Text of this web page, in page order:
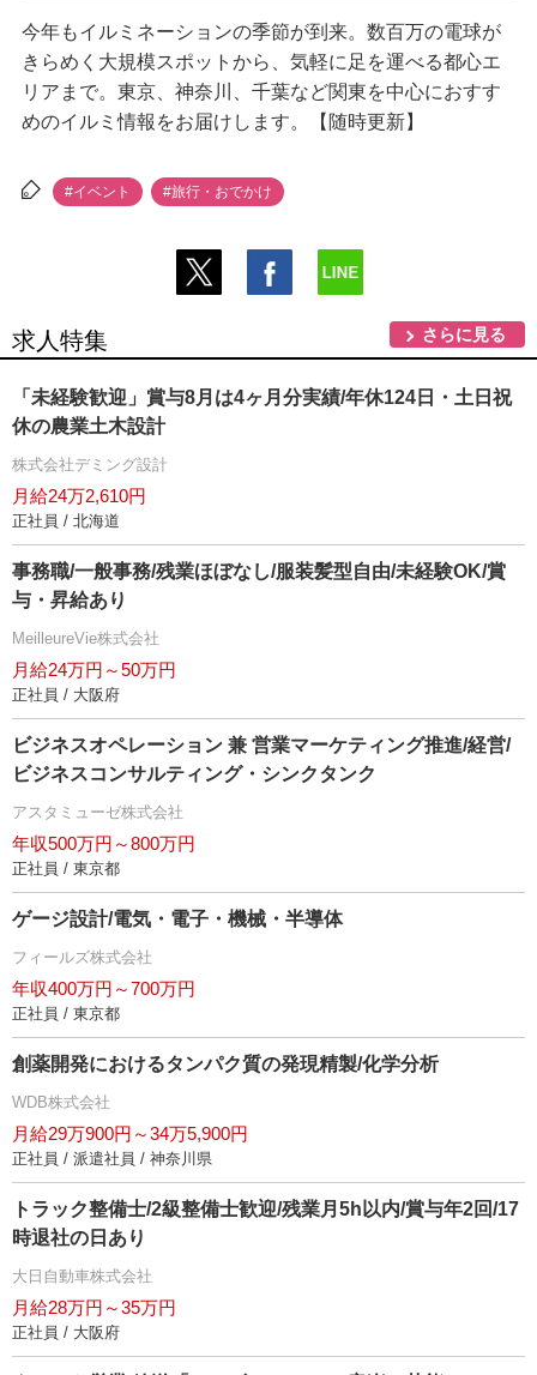
今年もイルミネーションの季節が到来。数百万の電球が
きらめく大規模スポットから、気軽に足を運べる都心エ
リアまで。東京、神奈川、千葉など関東を中心におすす
めのイルミ情報をお届けします。【随時更新】
#イベント #旅行・おでかけ
求人特集 さらに見る
「未経験歓迎」賞与8月は4ヶ月分実績/年休124日・土日祝
休の農業土木設計
株式会社デミング設計
月給24万2,610円
正社員 / 北海道
事務職/一般事務/残業ほぼなし/服装髪型自由/未経験OK/賞
与・昇給あり
MeilleureVie株式会社
月給24万円～50万円
正社員 / 大阪府
ビジネスオペレーション 兼 営業マーケティング推進/経営/
ビジネスコンサルティング・シンクタンク
アスタミューゼ株式会社
年収500万円～800万円
正社員 / 東京都
ゲージ設計/電気・電子・機械・半導体
フィールズ株式会社
年収400万円～700万円
正社員 / 東京都
創薬開発におけるタンパク質の発現精製/化学分析
WDB株式会社
月給29万900円～34万5,900円
正社員 / 派遣社員 / 神奈川県
トラック整備士/2級整備士歓迎/残業月5h以内/賞与年2回/17
時退社の日あり
大日自動車株式会社
月給28万円～35万円
正社員 / 大阪府